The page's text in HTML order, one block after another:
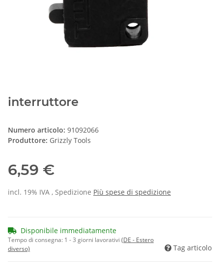
interruttore
Numero articolo: 91092066
Produttore: Grizzly Tools
6,59 €
incl. 19% IVA , Spedizione Più spese di spedizione
Disponibile immediatamente
Tempo di consegna: 1 - 3 giorni lavorativi (DE - Estero
diverso)
Tag articolo